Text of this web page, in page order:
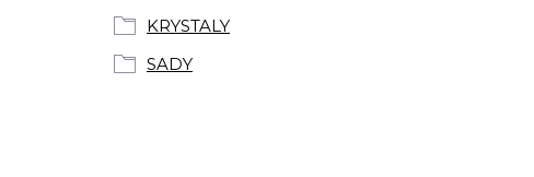
KRYSTALY
SADY